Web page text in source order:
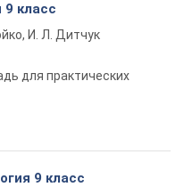
9 класс
И. Л. Дитчук
для практических
9 класс